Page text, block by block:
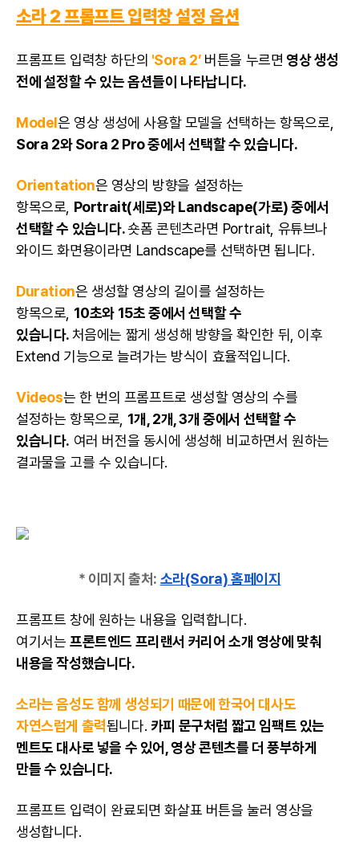
소라 2 프롬프트 입력창 설정 옵션
프롬프트 입력창 하단의 'Sora 2’ 버튼을 누르면 영상 생성
전에 설정할 수 있는 옵션들이 나타납니다.
Model은 영상 생성에 사용할 모델을 선택하는 항목으로,
Sora 2와 Sora 2 Pro 중에서 선택할 수 있습니다.
Orientation은 영상의 방향을 설정하는
항목으로, Portrait(세로)와 Landscape(가로) 중에서
선택할 수 있습니다.숏폼 콘텐츠라면 Portrait, 유튜브나
와이드 화면용이라면 Landscape를 선택하면 됩니다.
Duration은 생성할 영상의 길이를 설정하는
항목으로, 10초와 15초 중에서 선택할 수
있습니다.처음에는 짧게 생성해 방향을 확인한 뒤, 이후
Extend 기능으로 늘려가는 방식이 효율적입니다.
Videos는 한 번의 프롬프트로 생성할 영상의 수를
설정하는 항목으로, 1개, 2개, 3개 중에서 선택할 수
있습니다. 여러 버전을 동시에 생성해 비교하면서 원하는
결과물을 고를 수 있습니다.
* 이미지 출처: 소라(Sora) 홈페이지
프롬프트 창에 원하는 내용을 입력합니다.
여기서는 프론트엔드 프리랜서 커리어 소개 영상에 맞춰
내용을 작성했습니다.
소라는 음성도 함께 생성되기 때문에 한국어 대사도
자연스럽게 출력됩니다. 카피 문구처럼 짧고 임팩트 있는
멘트도 대사로 넣을 수 있어, 영상 콘텐츠를 더 풍부하게
만들 수 있습니다.
프롬프트 입력이 완료되면 화살표 버튼을 눌러 영상을
생성합니다.